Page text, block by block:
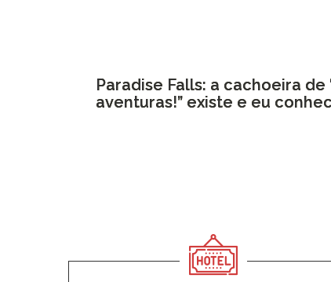
Paradise Falls: a cachoeira de
aventuras!” existe e eu